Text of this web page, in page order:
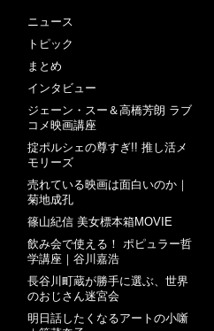
ニュース
トピック
まとめ
インタビュー
ジェーン・スー＆高橋芳朗 ラブ
コメ映画講座
掟ポルシェの尊すぎ!! 推し活メ
モリーズ
売れている映画は面白いのか｜
菊地成孔
篠山紀信 美女標本箱MOVIE
飲み会で使える！ ポピュラー哲
学講座｜谷川嘉浩
長谷川町蔵が勝手に選ぶ、世界
のおじさん迷宮会
明日話したくなるアートの小噺